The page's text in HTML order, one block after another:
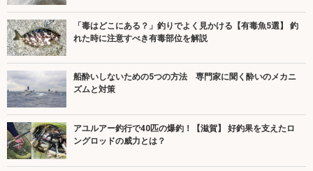
「毒はどこにある？」釣りでよく見かける【有毒魚5選】 釣
れた時に注意すべき有毒部位を解説
船酔いしないための5つの方法 専門家に聞く酔いのメカニ
ズムと対策
アユルアー釣行で40匹の爆釣！【滋賀】 好釣果を支えたロ
ングロッドの威力とは？